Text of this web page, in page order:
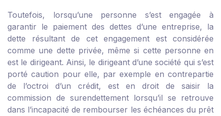
Toutefois, lorsqu’une personne s’est engagée à
garantir le paiement des dettes d’une entreprise, la
dette résultant de cet engagement est considérée
comme une dette privée, même si cette personne en
est le dirigeant. Ainsi, le dirigeant d’une société qui s’est
porté caution pour elle, par exemple en contrepartie
de l’octroi d’un crédit, est en droit de saisir la
commission de surendettement lorsqu’il se retrouve
dans l’incapacité de rembourser les échéances du prêt